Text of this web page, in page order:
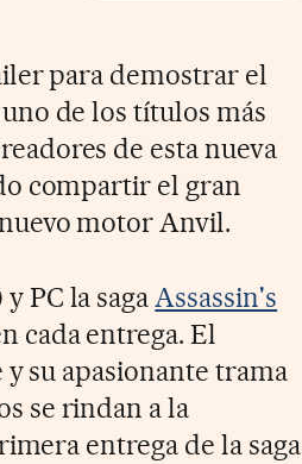
para demostrar el
de los títulos más
de esta nueva
compartir el gran
motor Anvil.
PC la sagaAssassin's
cada entrega. El
su apasionante trama
se rindan a la
entrega de la saga